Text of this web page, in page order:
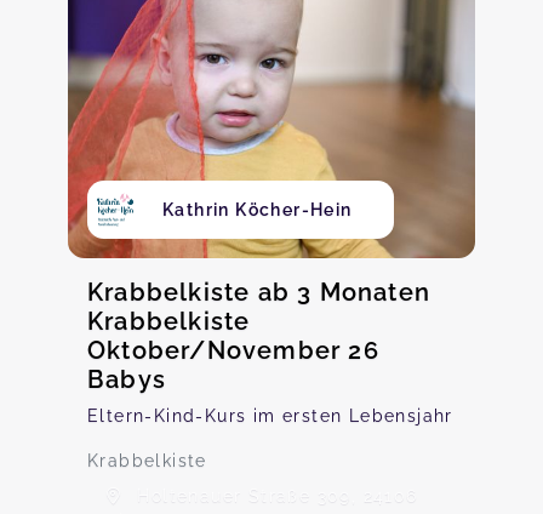
Kathrin Köcher-Hein
Krabbelkiste ab 3 Monaten
Krabbelkiste
Oktober/November 26
Babys
Eltern-Kind-Kurs im ersten Lebensjahr
Krabbelkiste
Holtenauer Straße 309, 24106